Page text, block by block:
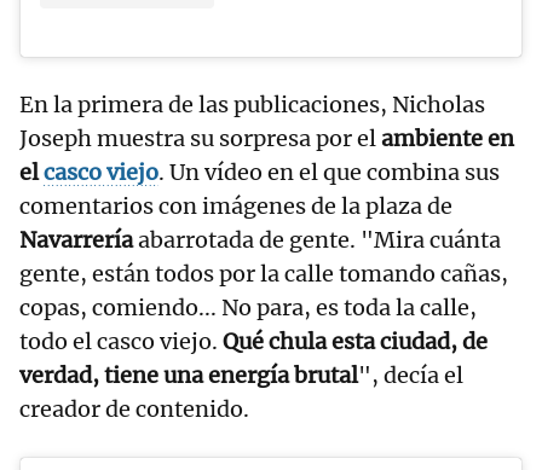
En la primera de las publicaciones, Nicholas
Joseph muestra su sorpresa por elambiente en
elcasco viejo. Un vídeo en el que combina sus
comentarios con imágenes de la plaza de
Navarreríaabarrotada de gente. "Mira cuánta
gente, están todos por la calle tomando cañas,
copas, comiendo... No para, es toda la calle,
todo el casco viejo. Qué chula esta ciudad, de
verdad, tiene una energía brutal", decía el
creador de contenido.